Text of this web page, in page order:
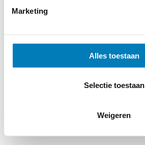
Marketing
Alles toestaan
Selectie toestaan
Weigeren